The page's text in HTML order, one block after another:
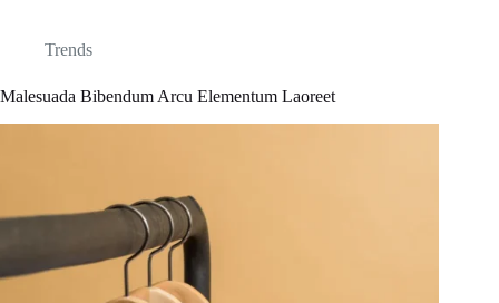
Trends
Malesuada Bibendum Arcu Elementum Laoreet